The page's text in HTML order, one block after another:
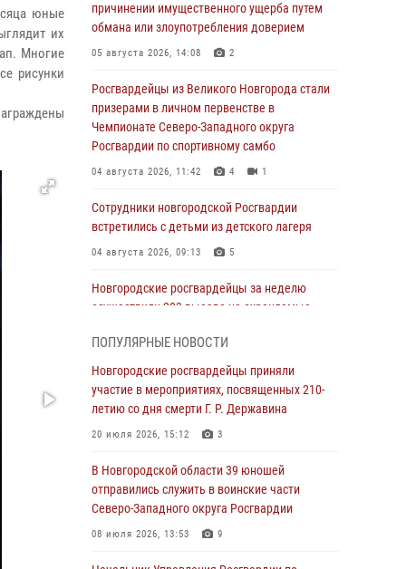
юные
их
Многие
рисунки
причинении имущественного ущерба путем
обмана или злоупотребления доверием
05 августа 2026, 14:08 2
Росгвардейцы из Великого Новгорода стали
призерами в личном первенстве в
Чемпионате Северо-Западного округа
Росгвардии по спортивному самбо
04 августа 2026, 11:42 4 1
Сотрудники новгородской Росгвардии
встретились с детьми из детского лагеря
04 августа 2026, 09:13 5
Новгородские росгвардейцы за неделю
осуществили 203 выезда на охраняемые
Радиоэфир программы "Новости дня" на
радио "Радио53" от 30 июля 2026 года.
Новгородские призывники приняли присягу в
Росгвардии.
30 июля 2026, 16:00 1
В Великом Новгороде сотрудники центра
Росгвардии провели телефонную «горячую
ПОПУЛЯРНЫЕ НОВОСТИ
Новгородские росгвардейцы приняли
участие в мероприятиях, посвященных 210-
летию со дня смерти Г. Р. Державина
20 июля 2026, 15:12 3
В Новгородской области 39 юношей
отправились служить в воинские части
Северо-Западного округа Росгвардии
08 июля 2026, 13:53 9